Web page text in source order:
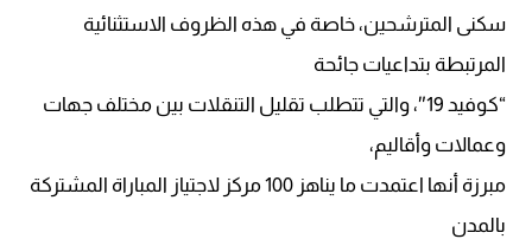
سكنى المترشحين، خاصة في هذه الظروف الاستثنائية
المرتبطة بتداعيات جائحة
“كوفيد 19″، والتي تتطلب تقليل التنقلات بين مختلف جهات
وعمالات وأقاليم،
مبرزة أنها اعتمدت ما يناهز 100 مركز لاجتياز المباراة المشتركة
بالمدن